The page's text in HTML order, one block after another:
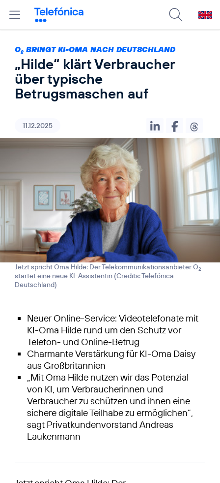
O2 BRINGT KI-OMA NACH DEUTSCHLAND
„Hilde“ klärt Verbraucher
über typische
Betrugsmaschen auf
11.12.2025
Jetzt spricht Oma Hilde: Der Telekommunikationsanbieter O2
startet eine neue KI-Assistentin (Credits: Telefónica
Deutschland)
Neuer Online-Service: Videotelefonate mit
KI-Oma Hilde rund um den Schutz vor
Telefon- und Online-Betrug
Charmante Verstärkung für KI-Oma Daisy
aus Großbritannien
„Mit Oma Hilde nutzen wir das Potenzial
von KI, um Verbraucherinnen und
Verbraucher zu schützen und ihnen eine
sichere digitale Teilhabe zu ermöglichen“,
sagt Privatkundenvorstand Andreas
Laukenmann